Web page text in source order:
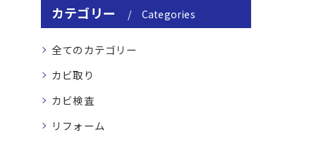
カテゴリー Categories
全てのカテゴリー
カビ取り
カビ検査
リフォーム